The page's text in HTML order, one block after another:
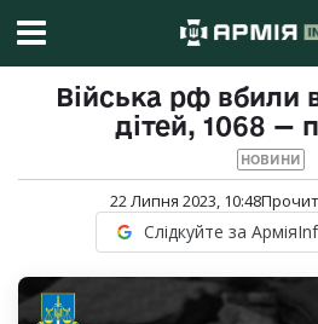
Війська рф вбили
дітей, 1068 —
НОВИНИ
22 Липня 2023, 10:48
Слідкуйте за